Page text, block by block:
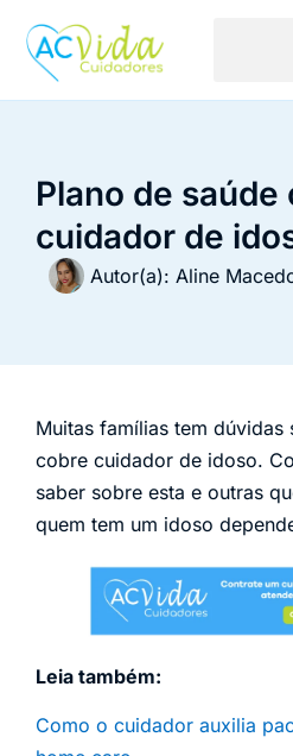
Plano de saúde
cuidador de
Autor(a): Aline
Muitas famílias tem dúvidas
cobre cuidador de idoso.
saber sobre esta e outras
quem tem um idoso
Leia também:
Como o cuidador auxilia